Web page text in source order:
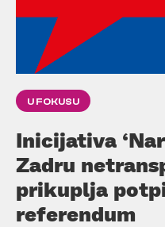
U FOKUSU
Inicijativa
Zadru
prikuplja
referendum